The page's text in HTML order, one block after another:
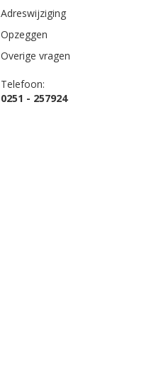
Adreswijziging
Opzeggen
Overige vragen
Telefoon:
0251 - 257924